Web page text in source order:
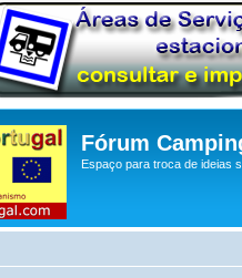
Fórum
Espaço para troca de ideias